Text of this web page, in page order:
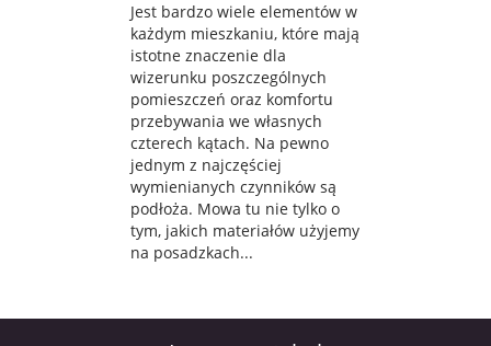
Jest bardzo wiele elementów w
każdym mieszkaniu, które mają
istotne znaczenie dla
wizerunku poszczególnych
pomieszczeń oraz komfortu
przebywania we własnych
czterech kątach. Na pewno
jednym z najczęściej
wymienianych czynników są
podłoża. Mowa tu nie tylko o
tym, jakich materiałów użyjemy
na posadzkach...